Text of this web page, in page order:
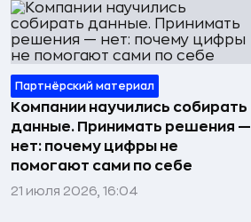
Партнёрский материал
Компании научились собирать
данные. Принимать решения —
нет: почему цифры не
помогают сами по себе
21 июля 2026, 16:04